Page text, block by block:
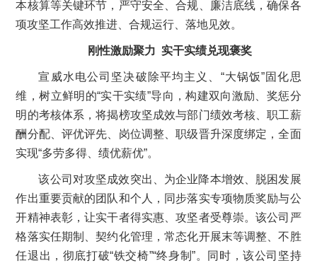
本核算等关键环节，严守安全、合规、廉洁底线，确保各
项攻坚工作高效推进、合规运行、落地见效。
刚性激励聚力 实干实绩兑现褒奖
宣威水电公司坚决破除平均主义、“大锅饭”固化思
维，树立鲜明的“实干实绩”导向，构建双向激励、奖惩分
明的考核体系，将揭榜攻坚成效与部门绩效考核、职工薪
酬分配、评优评先、岗位调整、职级晋升深度绑定，全面
实现“多劳多得、绩优薪优”。
该公司对攻坚成效突出、为企业降本增效、脱困发展
作出重要贡献的团队和个人，同步落实专项物质奖励与公
开精神表彰，让实干者得实惠、攻坚者受尊崇。该公司严
格落实任期制、契约化管理，常态化开展末等调整、不胜
任退出，彻底打破“铁交椅”“终身制”。同时，该公司坚持